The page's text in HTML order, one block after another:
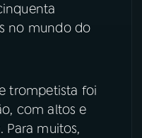
no mundo do
trompetista foi
com altos e
Para muitos,